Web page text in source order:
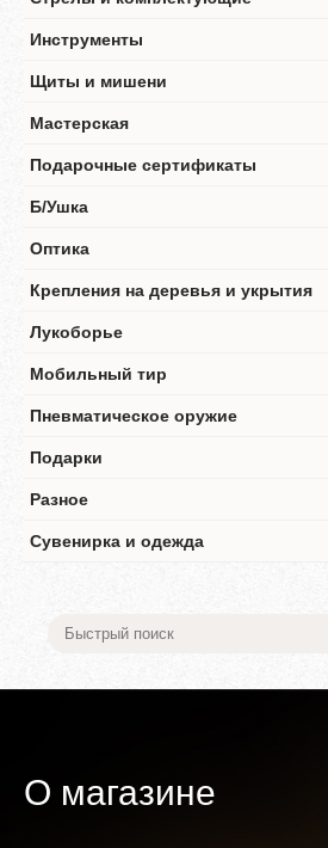
Инструменты
Щиты и мишени
Мастерская
Подарочные сертификаты
Б/Ушка
Оптика
Крепления на деревья и укрытия
Лукоборье
Мобильный тир
Пневматическое оружие
Подарки
Разное
Сувенирка и одежда
О магазине